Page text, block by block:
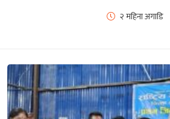
२ महिना अगाडि